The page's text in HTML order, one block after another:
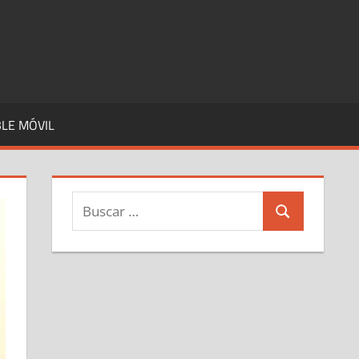
MÓVIL
Buscar:
Buscar